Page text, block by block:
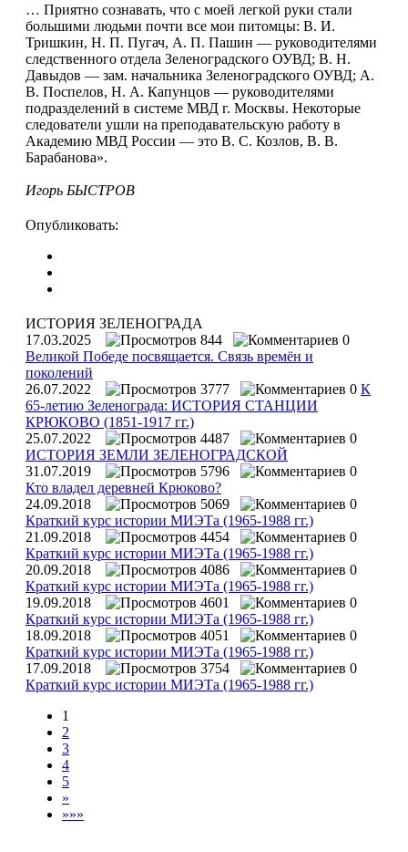
… Приятно сознавать, что с моей легкой руки стали
большими людьми почти все мои питомцы: В. И.
Тришкин, Н. П. Пугач, А. П. Пашин — руководителями
следственного отдела Зеленоградского ОУВД; В. Н.
Давыдов — зам. начальника Зеленоградского ОУВД; А.
В. Поспелов, Н. А. Капунцов — руководителями
подразделений в системе МВД г. Москвы. Некоторые
следователи ушли на преподавательскую работу в
Академию МВД России — это В. С. Козлов, В. В.
Барабанова».
Игорь БЫСТРОВ
Опубликовать:
ИСТОРИЯ ЗЕЛЕНОГРАДА
17.03.2025
844
0
Великой Победе посвящается. Связь времён и
поколений
26.07.2022
3777 0 К
65-летию Зеленограда: ИСТОРИЯ СТАНЦИИ
КРЮКОВО (1851-1917 гг.)
25.07.2022
4487
0
ИСТОРИЯ ЗЕМЛИ ЗЕЛЕНОГРАДСКОЙ
31.07.2019
5796
0
Кто владел деревней Крюково?
24.09.2018
5069
0
Краткий курс истории МИЭТа (1965-1988 гг.)
21.09.2018
4454
0
Краткий курс истории МИЭТа (1965-1988 гг.)
20.09.2018
4086
0
Краткий курс истории МИЭТа (1965-1988 гг.)
19.09.2018
4601
0
Краткий курс истории МИЭТа (1965-1988 гг.)
18.09.2018
4051
0
Краткий курс истории МИЭТа (1965-1988 гг.)
17.09.2018
3754
0
Краткий курс истории МИЭТа (1965-1988 гг.)
1
2
3
4
5
»
»»»